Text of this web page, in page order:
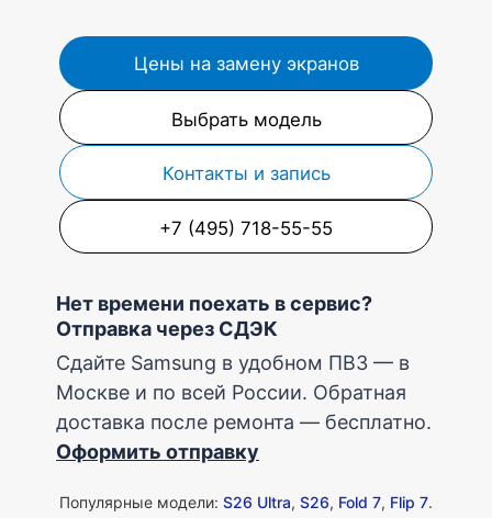
Цены на замену экранов
Выбрать модель
Контакты и запись
+7 (495) 718-55-55
Нет времени поехать в сервис?
Отправка через СДЭК
Сдайте Samsung в удобном ПВЗ — в
Москве и по всей России. Обратная
доставка после ремонта — бесплатно.
Оформить отправку
Популярные модели: S26 Ultra, S26, Fold 7, Flip 7.